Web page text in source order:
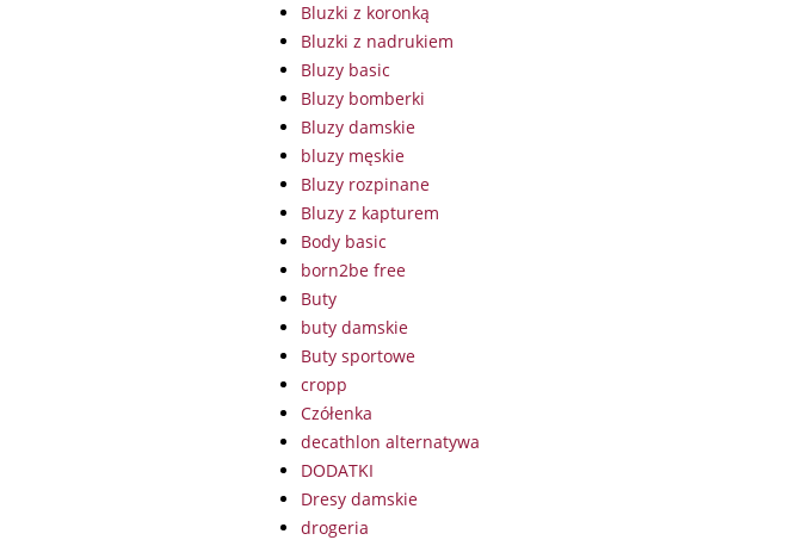
Bluzki z koronką
Bluzki z nadrukiem
Bluzy basic
Bluzy bomberki
Bluzy damskie
bluzy męskie
Bluzy rozpinane
Bluzy z kapturem
Body basic
born2be free
Buty
buty damskie
Buty sportowe
cropp
Czółenka
decathlon alternatywa
DODATKI
Dresy damskie
drogeria